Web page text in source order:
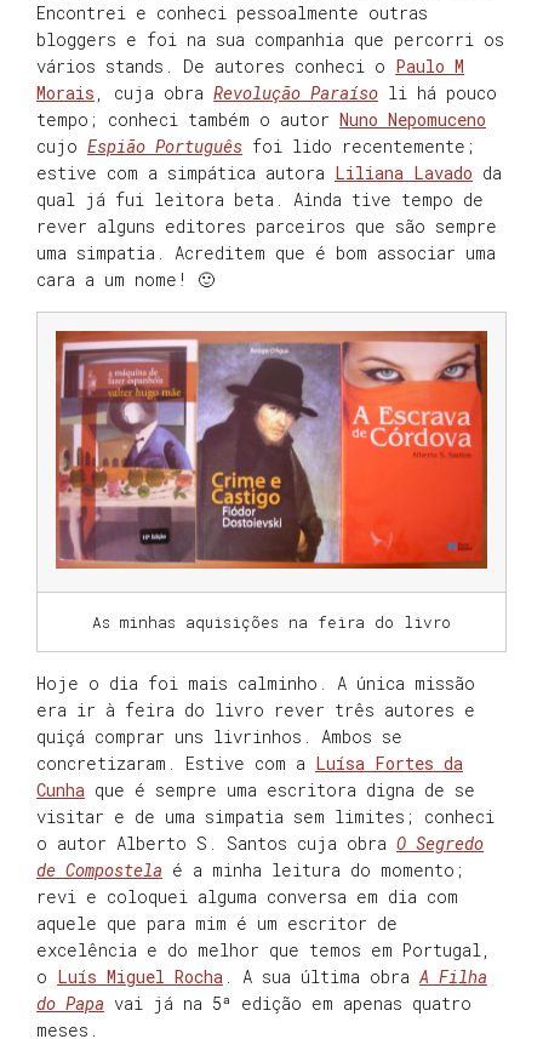
Encontrei e conheci pessoalmente outras
bloggers e foi na sua companhia que percorri os
vários stands. De autores conheci o Paulo M
Morais , cuja obra Revolução Paraíso li há pouco
tempo; conheci também o autor Nuno Nepomuceno
cujo Espião Português foi lido recentemente;
estive com a simpática autora Liliana Lavado da
qual já fui leitora beta. Ainda tive tempo de
rever alguns editores parceiros que são sempre
uma simpatia. Acreditem que é bom associar uma
cara a um nome! 🙂
As minhas aquisições na feira do livro
Hoje o dia foi mais calminho. A única missão
era ir à feira do livro rever três autores e
quiçá comprar uns livrinhos. Ambos se
concretizaram. Estive com a Luísa Fortes da
Cunha que é sempre uma escritora digna de se
visitar e de uma simpatia sem limites; conheci
o autor Alberto S. Santos cuja obra O Segredo
de Compostela é a minha leitura do momento;
revi e coloquei alguma conversa em dia com
aquele que para mim é um escritor de
excelência e do melhor que temos em Portugal,
o Luís Miguel Rocha . A sua última obra A Filha
do Papa vai já na 5ª edição em apenas quatro
meses.